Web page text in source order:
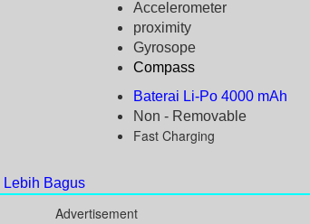
Accelerometer
proximity
Gyrosope
Compass
Baterai Li-Po 4000 mAh
Non - Removable
Fast Charging
Lebih Bagus
Advertisement